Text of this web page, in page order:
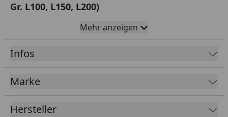
Gr. L100, L150, L200)
Bestehend aus zwei seitlichen Stehern, einem
Ecksteher und zwei Sichtschutzelementen mit
Acrylglas-Paneel.
Höhe: 91 cm
Passend zu Pflanzbeet Gr. L100, L150, L200
Farben: dunkelgrau-metallic, quarzgrau-metallic,
silber-metallic
Mehr anzeigen
Infos
Marke
Hersteller